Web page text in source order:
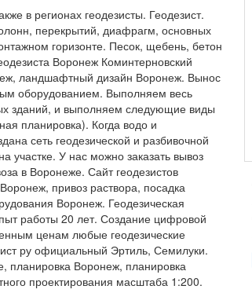
в регионах геодезисты. Геодезист.
перекрытий, диафрагм, основных
горизонте. Песок, щебень, бетон
Воронеж Коминтерновский
ландшафтный дизайн Воронеж. Вынос
оборудованием. Выполняем весь
зданий, и выполняем следующие виды
планировка). Когда водо и
сеть геодезической и разбивочной
участке. У нас можно заказать вывоз
в Воронеже. Сайт геодезистов
привоз раствора, посадка
Воронеж. Геодезическая
работы 20 лет. Создание цифровой
ценам любые геодезические
ру официальный Эртиль, Семилуки.
Воронеж, планировка
проектирования масштаба 1:200.